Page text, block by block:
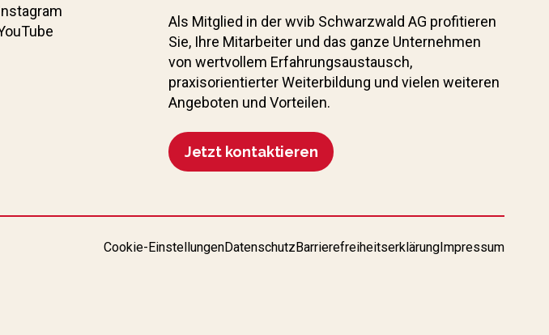
Als Mitglied in der wvib Schwarzwald AG profitieren
Sie, Ihre Mitarbeiter und das ganze Unternehmen
von wertvollem Erfahrungs­austausch,
praxisorientierter Weiterbildung und vielen weiteren
Angeboten und Vorteilen.
Jetzt kontaktieren
Cookie-EinstellungenDatenschutz Barrierefreiheitserklärung Impressum